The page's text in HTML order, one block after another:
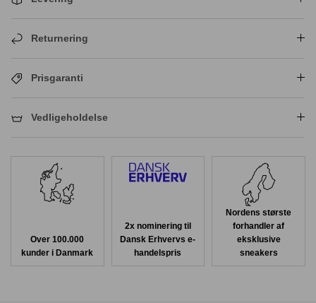
Returnering
Prisgaranti
Vedligeholdelse
Over 100.000
kunder i Danmark
2x nominering til
Dansk Erhvervs e-
handelspris
Nordens største
forhandler af
eksklusive
sneakers